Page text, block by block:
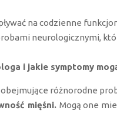
na codzienne
neurologicznymi,
i jakie symptomy
różnorodne
mięśni. Mogą one